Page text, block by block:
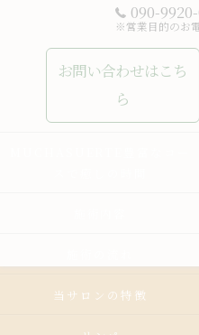
090-
※営業目的のお
お問い合わせはこち
ら
当サロンの特徴